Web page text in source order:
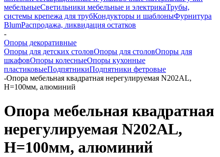
мебельныеСветильники мебельные и электрикаТрубы,
системы крепежа для трубКондукторы и шаблоныФурнитура
BlumРаспродажа, ликвидация остатков
-
Опоры декоративные
Опоры для детских столовОпоры для столовОпоры для
шкафовОпоры колесныеОпоры кухонные
пластиковыеПодпятникиПодпятники фетровые
-Опора мебельная квадратная нерегулируемая N202AL,
H=100мм, алюминий
Опора мебельная квадратная
нерегулируемая N202AL,
H=100мм, алюминий